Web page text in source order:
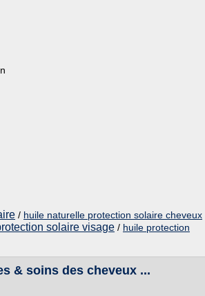
/ huile naturelle protection solaire cheveux
solaire visage / huile protection
& soins des cheveux ...